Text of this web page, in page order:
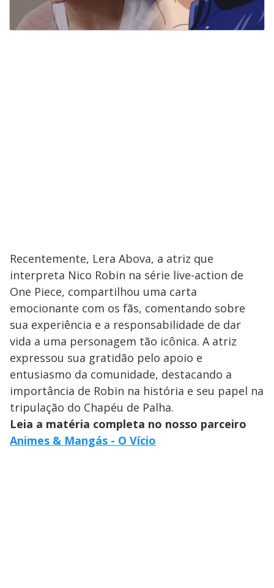
Recentemente, Lera Abova, a atriz que
interpreta Nico Robin na série live-action de
One Piece, compartilhou uma carta
emocionante com os fãs, comentando sobre
sua experiência e a responsabilidade de dar
vida a uma personagem tão icônica. A atriz
expressou sua gratidão pelo apoio e
entusiasmo da comunidade, destacando a
importância de Robin na história e seu papel na
tripulação do Chapéu de Palha.
Leia a matéria completa no nosso parceiro
Animes & Mangás - O Vício